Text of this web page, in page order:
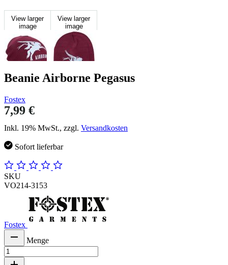
View larger
image
View larger
image
Beanie Airborne Pegasus
Fostex
7,99 €
Inkl. 19% MwSt., zzgl. Versandkosten
Sofort lieferbar
SKU
VO214-3153
Fostex
Menge